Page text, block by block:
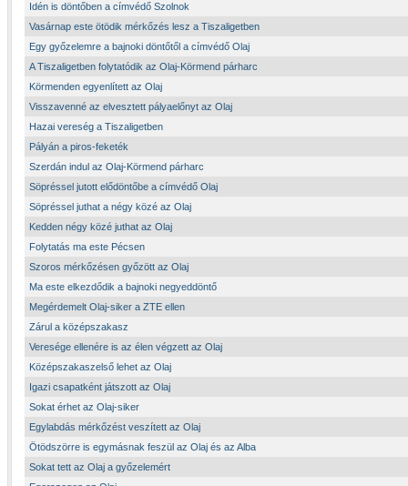
Idén is döntőben a címvédő Szolnok
Vasárnap este ötödik mérkőzés lesz a Tiszaligetben
Egy győzelemre a bajnoki döntőtől a címvédő Olaj
A Tiszaligetben folytatódik az Olaj-Körmend párharc
Körmenden egyenlített az Olaj
Visszavenné az elvesztett pályaelőnyt az Olaj
Hazai vereség a Tiszaligetben
Pályán a piros-feketék
Szerdán indul az Olaj-Körmend párharc
Söpréssel jutott elődöntőbe a címvédő Olaj
Söpréssel juthat a négy közé az Olaj
Kedden négy közé juthat az Olaj
Folytatás ma este Pécsen
Szoros mérkőzésen győzött az Olaj
Ma este elkezdődik a bajnoki negyeddöntő
Megérdemelt Olaj-siker a ZTE ellen
Zárul a középszakasz
Veresége ellenére is az élen végzett az Olaj
Középszakaszelső lehet az Olaj
Igazi csapatként játszott az Olaj
Sokat érhet az Olaj-siker
Egylabdás mérkőzést veszített az Olaj
Ötödszörre is egymásnak feszül az Olaj és az Alba
Sokat tett az Olaj a győzelemért